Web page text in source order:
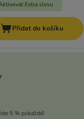
Extra slevu
Přidat do košíku
5 % pokaždé!